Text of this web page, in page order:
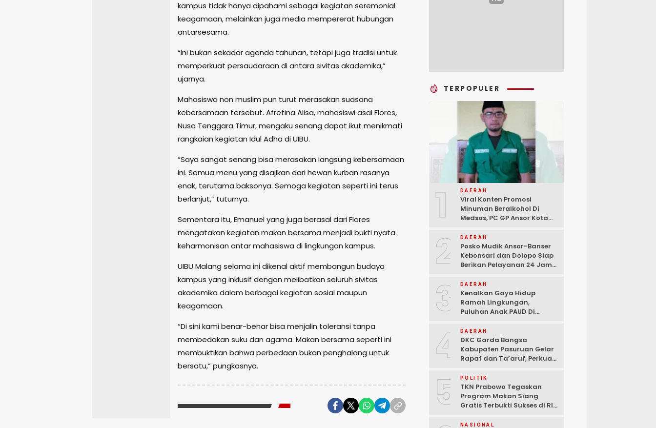
kampus tidak hanya dipahami sebagai kegiatan seremonial
keagamaan, melainkan juga media mempererat hubungan
antarsesama.
“Ini bukan sekadar agenda tahunan, tetapi juga tradisi untuk
memperkuat persaudaraan di antara sivitas akademika,”
ujarnya.
Mahasiswa non muslim pun turut merasakan suasana
kebersamaan tersebut. Afretina Alisa, mahasiswi asal Flores,
Nusa Tenggara Timur, mengaku senang dapat ikut menikmati
rangkaian kegiatan Idul Adha di UIBU.
“Saya sangat senang bisa merasakan langsung kebersamaan
ini. Semua menu yang disajikan dari hewan kurban rasanya
enak, terutama baksonya. Semoga kegiatan seperti ini terus
berlanjut,” tuturnya.
Sementara itu, Emanuel yang juga berasal dari Flores
mengatakan kegiatan makan bersama menjadi bukti nyata
keharmonisan antar mahasiswa di lingkungan kampus.
UIBU Malang selama ini dikenal aktif membangun budaya
kampus yang inklusif dengan melibatkan seluruh sivitas
akademika dalam berbagai kegiatan sosial maupun
keagamaan.
“Di sini kami benar-benar bisa menjalin toleransi tanpa
membedakan suku dan agama. Makan bersama seperti ini
membuktikan bahwa perbedaan bukan penghalang untuk
bersatu,” pungkasnya.
TERPOPULER
1 DAERAH
Viral Konten Promosi
Minuman Beralkohol Di
Medsos, PC GP Ansor Kota
Kota Dan Aparat Bertindak
Tegas!
2 DAERAH
Posko Mudik Ansor-Banser
Kebonsari dan Dolopo Siap
Berikan Pelayanan 24 Jam
3 DAERAH
Kenalkan Gaya Hidup
Ramah Lingkungan,
Puluhan Anak PAUD Di
Sampah
4 DAERAH
DKC Garda Bangsa
Kabupaten Pasuruan Gelar
Rapat dan Ta’aruf, Perkuat
Teknologi Dan Ekonomi
Kreatif
5 POLITIK
TKN Prabowo Tegaskan
Program Makan Siang
Gratis Terbukti Sukses di RI-
NASIONAL